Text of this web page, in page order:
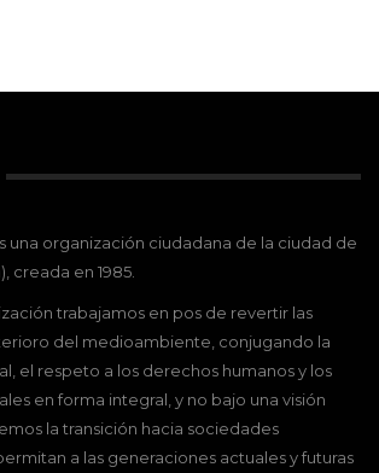
una organización ciudadana de la ciudad de
creada en 1985.
trabajamos en pos de revertir las
del medioambiente, conjugando la
el respeto a los derechos humanos y los
en forma integral, y no bajo una visión
la transición hacia sociedades
a las generaciones actuales y futuras